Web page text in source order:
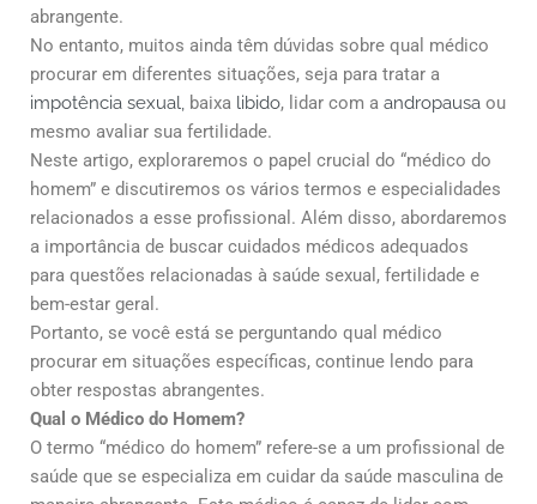
abrangente.
No entanto, muitos ainda têm dúvidas sobre qual médico
procurar em diferentes situações, seja para tratar a
impotência sexual, baixa libido, lidar com a andropausa ou
mesmo avaliar sua fertilidade.
Neste artigo, exploraremos o papel crucial do “médico do
homem” e discutiremos os vários termos e especialidades
relacionados a esse profissional. Além disso, abordaremos
a importância de buscar cuidados médicos adequados
para questões relacionadas à saúde sexual, fertilidade e
bem-estar geral.
Portanto, se você está se perguntando qual médico
procurar em situações específicas, continue lendo para
obter respostas abrangentes.
Qual o Médico do Homem?
O termo “médico do homem” refere-se a um profissional de
saúde que se especializa em cuidar da saúde masculina de